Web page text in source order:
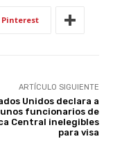
Pinterest
ARTÍCULO SIGUIENTE
Unidos declara a
funcionarios de
Central inelegibles
para visa